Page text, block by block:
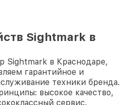
Sightmark в
Sightmark в Краснодаре,
гарантийное и
техники бренда.
высокое качество,
сервис.